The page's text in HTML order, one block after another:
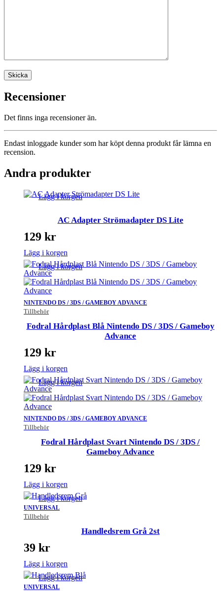
Recensioner
Det finns inga recensioner än.
Endast inloggade kunder som har köpt denna produkt får lämna en
recension.
Andra produkter
Lägg i korgen
AC Adapter Strömadapter DS Lite
129 kr
Lägg i korgen
NINTENDO DS / 3DS / GAMEBOY ADVANCE
Tillbehör
Lägg i korgen
Fodral Hårdplast Blå Nintendo DS / 3DS / Gameboy
Advance
129 kr
Lägg i korgen
NINTENDO DS / 3DS / GAMEBOY ADVANCE
Tillbehör
Lägg i korgen
Fodral Hårdplast Svart Nintendo DS / 3DS /
Gameboy Advance
129 kr
Lägg i korgen
UNIVERSAL
Tillbehör
Lägg i korgen
Handledsrem Grå 2st
39 kr
Lägg i korgen
UNIVERSAL
Lägg i korgen